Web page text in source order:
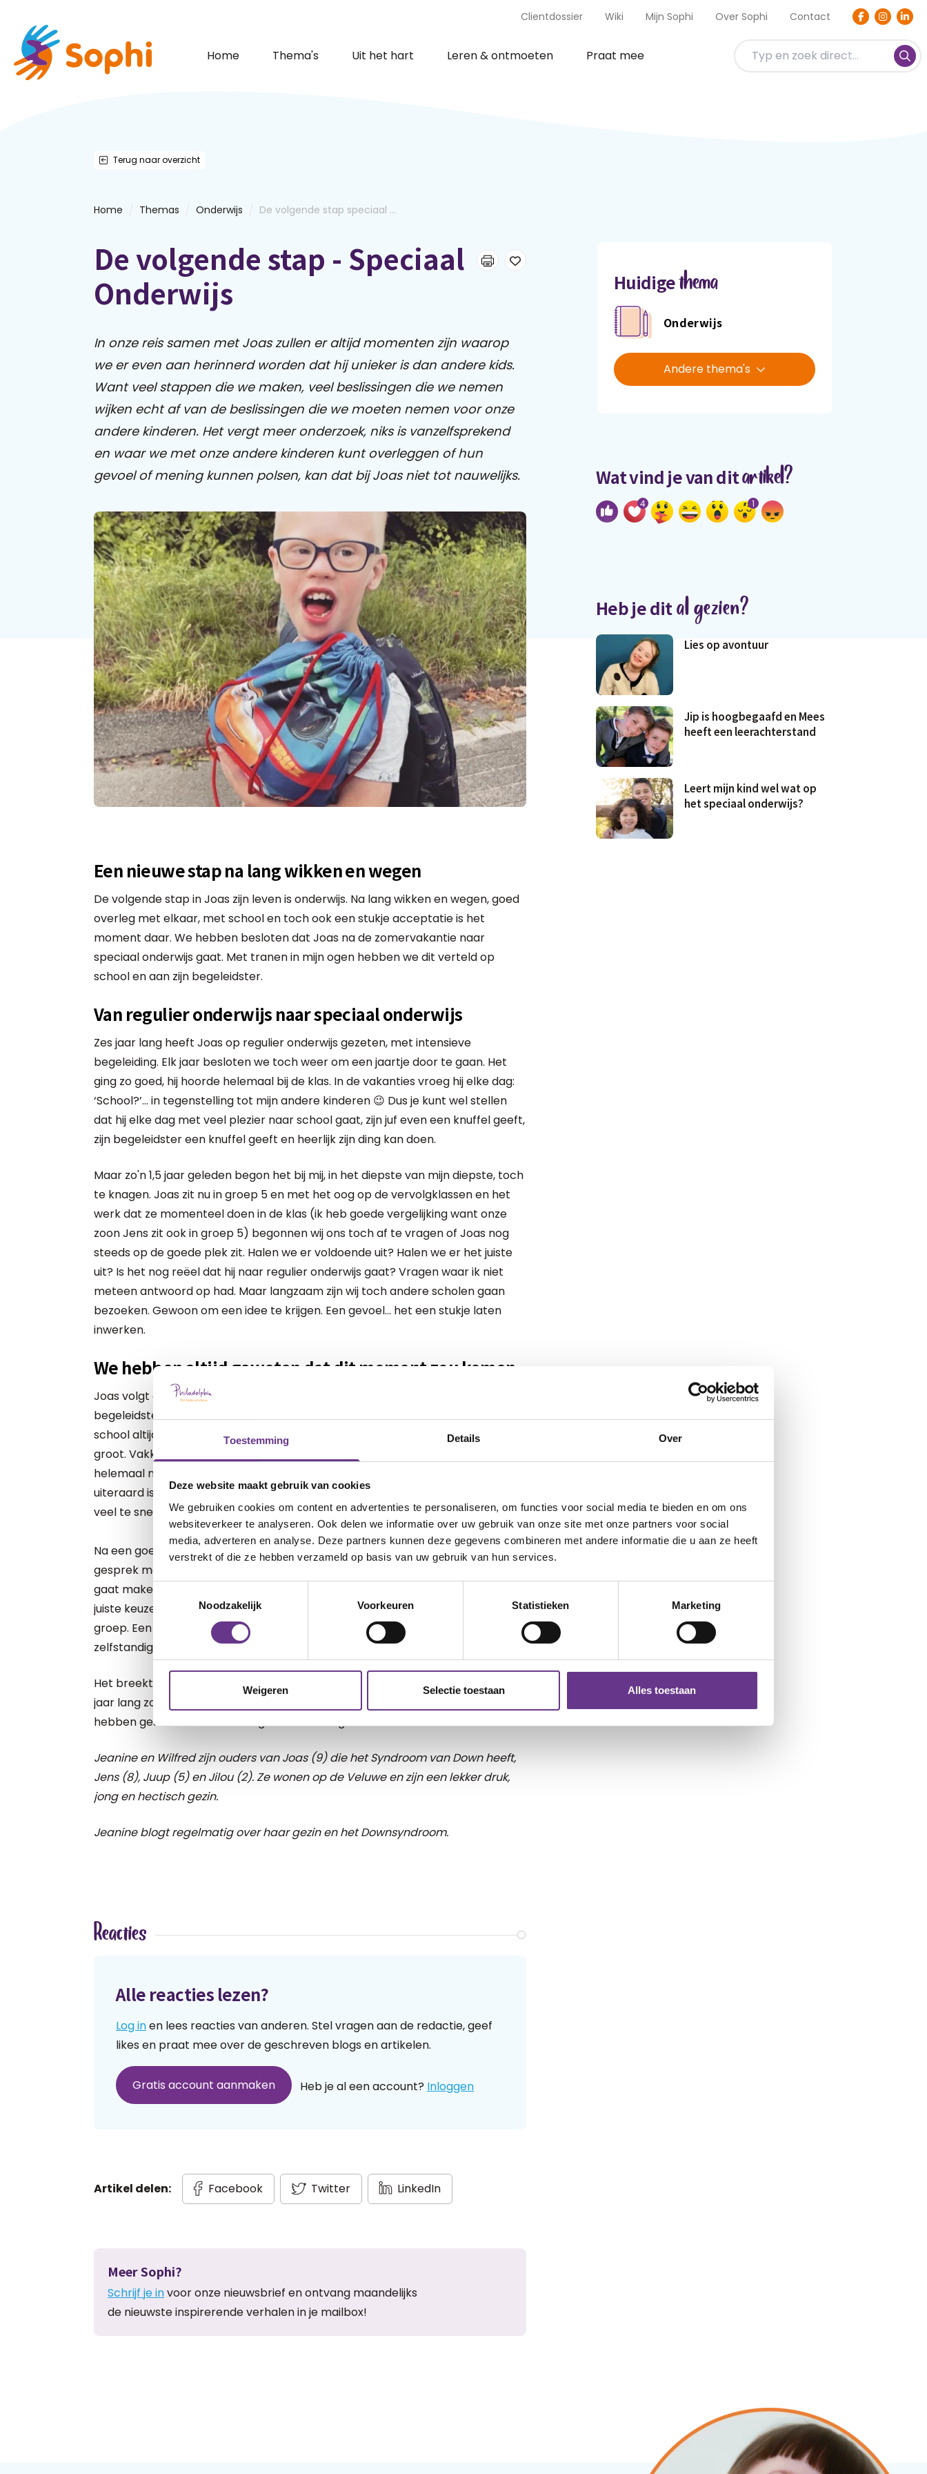
Toestemming Details Over
Deze website maakt gebruik van cookies
We gebruiken cookies om content en advertenties te personaliseren, om functies voor social media te bieden en om ons
websiteverkeer te analyseren. Ook delen we informatie over uw gebruik van onze site met onze partners voor social
media, adverteren en analyse. Deze partners kunnen deze gegevens combineren met andere informatie die u aan ze heeft
verstrekt of die ze hebben verzameld op basis van uw gebruik van hun services.
Toestemmingsselectie
Noodzakelijk
Voorkeuren Statistieken Marketing
Weigeren Selectie toestaan Alles toestaan
Clientdossier Wiki Mijn Sophi Over Sophi Contact
Home Thema's Uit het hart Leren & ontmoeten Praat mee
Terug naar overzicht
Home Themas Onderwijs De volgende stap speciaal ...
De volgende stap - Speciaal
Onderwijs
In onze reis samen met Joas zullen er altijd momenten zijn waarop
we er even aan herinnerd worden dat hij unieker is dan andere kids.
Want veel stappen die we maken, veel beslissingen die we nemen
wijken echt af van de beslissingen die we moeten nemen voor onze
andere kinderen. Het vergt meer onderzoek, niks is vanzelfsprekend
en waar we met onze andere kinderen kunt overleggen of hun
gevoel of mening kunnen polsen, kan dat bij Joas niet tot nauwelijks.
Een nieuwe stap na lang wikken en wegen
De volgende stap in Joas zijn leven is onderwijs. Na lang wikken en wegen, goed
overleg met elkaar, met school en toch ook een stukje acceptatie is het
moment daar. We hebben besloten dat Joas na de zomervakantie naar
speciaal onderwijs gaat. Met tranen in mijn ogen hebben we dit verteld op
school en aan zijn begeleidster.
Van regulier onderwijs naar speciaal onderwijs
Zes jaar lang heeft Joas op regulier onderwijs gezeten, met intensieve
begeleiding. Elk jaar besloten we toch weer om een jaartje door te gaan. Het
ging zo goed, hij hoorde helemaal bij de klas. In de vakanties vroeg hij elke dag:
‘School?’... in tegenstelling tot mijn andere kinderen 😉 Dus je kunt wel stellen
dat hij elke dag met veel plezier naar school gaat, zijn juf even een knuffel geeft,
zijn begeleidster een knuffel geeft en heerlijk zijn ding kan doen.
Maar zo'n 1,5 jaar geleden begon het bij mij, in het diepste van mijn diepste, toch
te knagen. Joas zit nu in groep 5 en met het oog op de vervolgklassen en het
werk dat ze momenteel doen in de klas (ik heb goede vergelijking want onze
zoon Jens zit ook in groep 5) begonnen wij ons toch af te vragen of Joas nog
steeds op de goede plek zit. Halen we er voldoende uit? Halen we er het juiste
uit? Is het nog reëel dat hij naar regulier onderwijs gaat? Vragen waar ik niet
meteen antwoord op had. Maar langzaam zijn wij toch andere scholen gaan
bezoeken. Gewoon om een idee te krijgen. Een gevoel... het een stukje laten
inwerken.
We hebben altijd geweten dat dit moment zou komen
Joas volgt op het reguliere onderwijs geheel zijn eigen leerlijn. Janneke, zijn
begeleidster, is dagelijks met hem bezig en dit werkt heel goed. Dankbaar hoe
school altijd heeft meegedacht. Echter, het gat met de klas wordt wel echt te
groot. Vakken als biologie, geschiedenis en aardrijkskunde zeggen Joas echt
helemaal niks. Joas zijn belevingswereld is anders dan de andere kinderen en
uiteraard is zijn niveau ook anders. Feit blijft dat de hele wereld om hem heen
veel te snel voor hem gaat.
Na een goed gesprek op de school waar wij voor gekozen hebben en een goed
gesprek met elkaar hebben we besloten dat Joas na de zomer de overstap
gaat maken. Heel spannend en we weten natuurlijk pas naderhand of het de
juiste keuze is. Maar we willen dat hij meer onderdeel gaat uitmaken van de
groep. Een groep op zijn niveau, leren op zijn niveau, meer praktijk, meer
zelfstandigheid.
Het breekt mijn hart dat ik hem uit zijn vertrouwde plek ga halen. Een plek die 6
jaar lang zo goed voor hem is geweest. Die hun ziel en zaligheid in mijn kind
hebben gestoken. Maar het is goed zo. Het is goed!
Jeanine en Wilfred zijn ouders van Joas (9) die het Syndroom van Down heeft,
Jens (8), Juup (5) en Jilou (2). Ze wonen op de Veluwe en zijn een lekker druk,
jong en hectisch gezin.
Jeanine blogt regelmatig over haar gezin en het Downsyndroom.
Reacties
Alle reacties lezen?
Log inen lees reacties van anderen. Stel vragen aan de redactie, geef
likes en praat mee over de geschreven blogs en artikelen.
Gratis account aanmaken Heb je al een account? Inloggen
Artikel delen: Facebook Twitter LinkedIn
Meer Sophi?
Schrijf je invoor onze nieuwsbrief en ontvang maandelijks
de nieuwste inspirerende verhalen in je mailbox!
Huidigethema
Onderwijs
Andere thema's
Wat vind je van ditartikel?
4 1
Heb je dital gezien?
Lies op avontuur
Jip is hoogbegaafd en Mees
heeft een leerachterstand
Leert mijn kind wel wat op
het speciaal onderwijs?